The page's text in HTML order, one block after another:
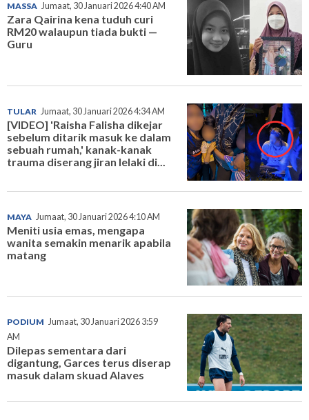
MASSA Jumaat, 30 Januari 2026 4:40 AM
Zara Qairina kena tuduh curi
RM20 walaupun tiada bukti —
Guru
TULAR Jumaat, 30 Januari 2026 4:34 AM
[VIDEO] 'Raisha Falisha dikejar
sebelum ditarik masuk ke dalam
sebuah rumah,' kanak-kanak
trauma diserang jiran lelaki di...
MAYA Jumaat, 30 Januari 2026 4:10 AM
Meniti usia emas, mengapa
wanita semakin menarik apabila
matang
PODIUM Jumaat, 30 Januari 2026 3:59
AM
Dilepas sementara dari
digantung, Garces terus diserap
masuk dalam skuad Alaves